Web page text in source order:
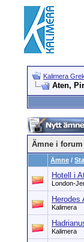
Kalimera
Aten,
Ämne i forum
Ämne /
Hotell i
London-
Herodes
Kalimera
Kalimera